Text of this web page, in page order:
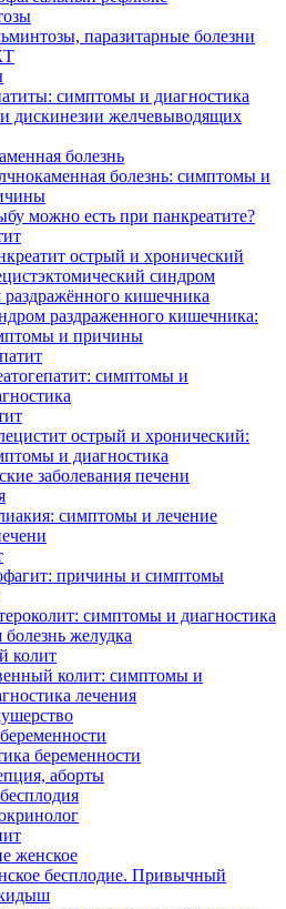
паразитарные болезни
симптомы и диагностика
дискинезии желчевыводящих
болезнь
болезнь: симптомы и
можно есть при панкреатите?
острый и хронический
синдром
кишечника
раздраженного кишечника:
и причины
симптомы и
острый и хронический:
и диагностика
заболевания печени
симптомы и лечение
причины и симптомы
симптомы и диагностика
болезнь желудка
колит
колит: симптомы и
лечения
беременности
аборты
женское
бесплодие. Привычный